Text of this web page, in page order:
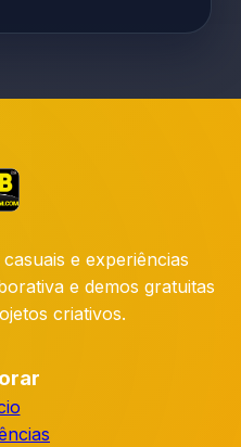
e experiências
e demos gratuitas
criativos.